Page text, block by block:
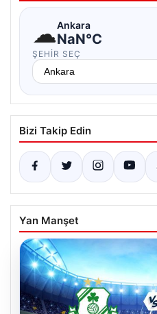
☁Ankara
NaN°C
ŞEHIR SEÇ
Bizi Takip Edin
Yan Manşet